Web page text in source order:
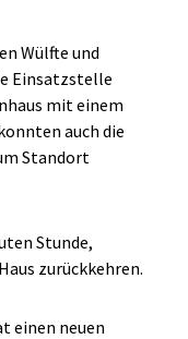
Wülfte und
Einsatzstelle
mit einem
auch die
Standort
Stunde,
zurückkehren.
einen neuen